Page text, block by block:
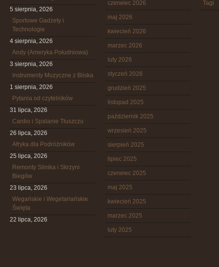
5 sierpnia, 2026
Sportowe Gadżety i
Technologie
4 sierpnia, 2026
Andy (Ameryka Południowa)
3 sierpnia, 2026
Instrumenty Muzyczne z Bliska
1 sierpnia, 2026
Pytania od czytelników
31 lipca, 2026
Cardio i Spalanie Tłuszczu
26 lipca, 2026
Afryka dla Podróżników
25 lipca, 2026
Remonty Silnika i Skrzyni
Biegów
23 lipca, 2026
Wegańskie i Wegetariańskie
Święta
22 lipca, 2026
czerwiec 2026
maj 2026
kwiecień 2026
marzec 2026
luty 2026
styczeń 2026
grudzień 2025
listopad 2025
październik 2025
wrzesień 2025
sierpień 2025
lipiec 2025
czerwiec 2025
maj 2025
kwiecień 2025
marzec 2025
luty 2025
Tagi